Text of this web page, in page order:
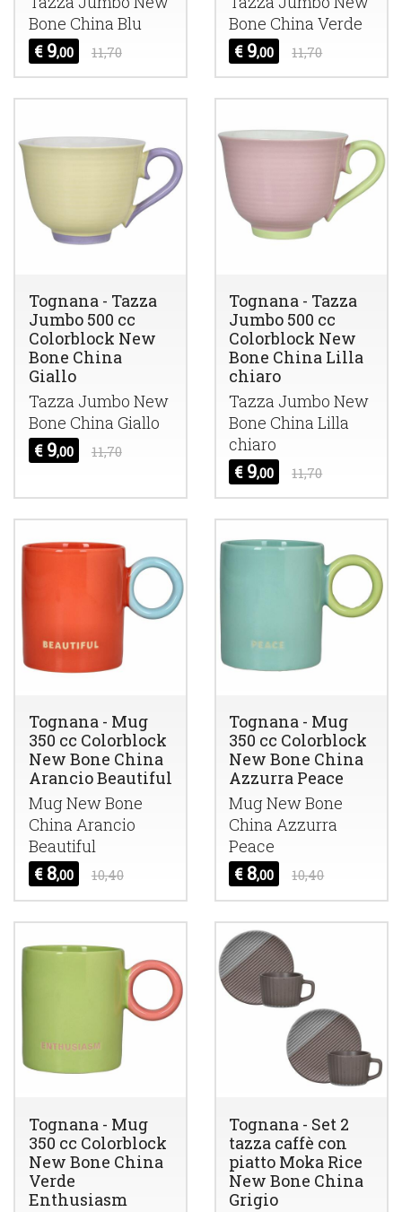
Bone China Blu
€ 9,00 11,70
Bone China Verde
€ 9,00 11,70
Tognana - Tazza
Jumbo 500 cc
Colorblock New
Bone China
Giallo
Tazza Jumbo New
Bone China Giallo
€ 9,00 11,70
Tognana - Tazza
Jumbo 500 cc
Colorblock New
Bone China Lilla
chiaro
Tazza Jumbo New
Bone China Lilla
chiaro
€ 9,00 11,70
Tognana - Mug
350 cc Colorblock
New Bone China
Arancio Beautiful
Mug New Bone
China Arancio
Beautiful
€ 8,00 10,40
Tognana - Mug
350 cc Colorblock
New Bone China
Azzurra Peace
Mug New Bone
China Azzurra
Peace
€ 8,00 10,40
Tognana - Mug
350 cc Colorblock
New Bone China
Verde
Enthusiasm
Tognana - Set 2
tazza caffè con
piatto Moka Rice
New Bone China
Grigio